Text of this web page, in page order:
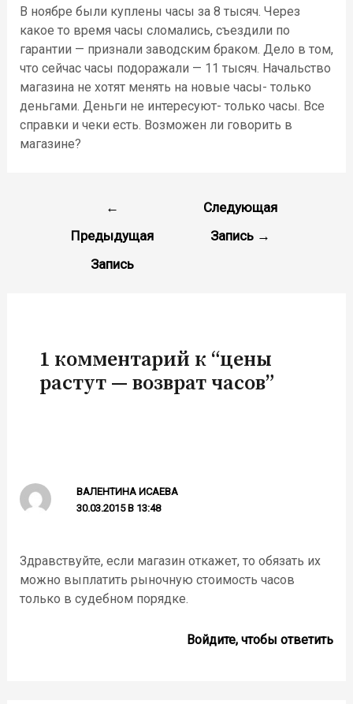
В ноябре были куплены часы за 8 тысяч. Через
какое то время часы сломались, съездили по
гарантии — признали заводским браком. Дело в том,
что сейчас часы подоражали — 11 тысяч. Начальство
магазина не хотят менять на новые часы- только
деньгами. Деньги не интересуют- только часы. Все
справки и чеки есть. Возможен ли говорить в
магазине?
записям
←
Предыдущая
Запись
Следующая
Запись →
1 комментарий к “цены
растут — возврат часов”
ВАЛЕНТИНА ИСАЕВА
30.03.2015 В 13:48
Здравствуйте, если магазин откажет, то обязать их
можно выплатить рыночную стоимость часов
только в судебном порядке.
Войдите, чтобы ответить